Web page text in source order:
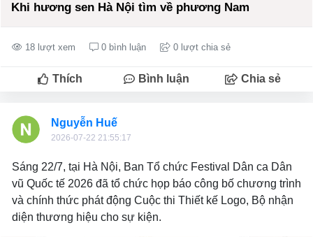
Khi hương sen Hà Nội tìm về phương Nam
18 lượt xem 0 bình luận 0 lượt chia sẻ
Thích Bình luận Chia sẻ
Nguyễn Huế
2026-07-22 21:55:17
Sáng 22/7, tại Hà Nội, Ban Tổ chức Festival Dân ca Dân
vũ Quốc tế 2026 đã tổ chức họp báo công bố chương trình
và chính thức phát động Cuộc thi Thiết kế Logo, Bộ nhận
diện thương hiệu cho sự kiện.